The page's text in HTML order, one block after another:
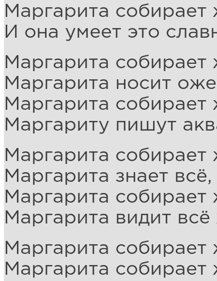
Маргарита собирает
И она умеет это
Маргарита собирает
Маргарита носит
Маргарита собирает
Маргариту пишут
Маргарита собирает
Маргарита знает
Маргарита собирает
Маргарита видит
Маргарита собирает
Маргарита собирает